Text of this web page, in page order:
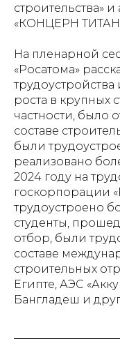
строительства»
«КОНЦЕРН
На пленарной
«Росатома»
роста в крупных
частности, было
составе
были
реализовано
2024 году на
госкорпорации
трудоустроено
студенты,
отбор, были
составе
строительных
Египте, АЭС
Бангладеш и